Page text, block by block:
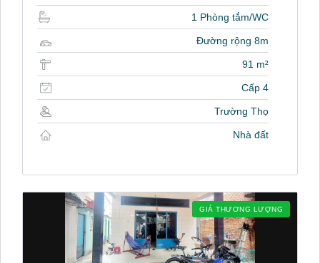
1 Phòng tắm/WC
Đường rộng 8m
91 m²
Cấp 4
Trường Thọ
Nhà đất
GIÁ THƯƠNG LƯỢNG